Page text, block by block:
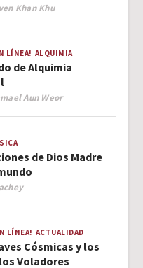
Khan Khu
LÍNEA! ALQUIMIA
de Alquimia
Aun Weor
de Dios Madre
LÍNEA! ACTUALIDAD
Cósmicas y los
Voladores